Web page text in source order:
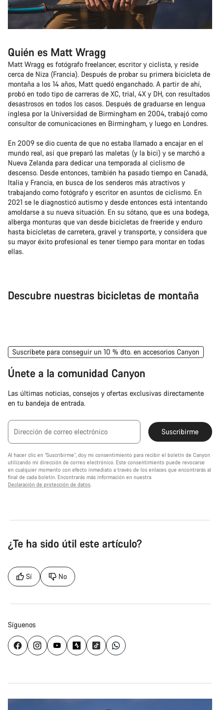
Quién es Matt Wragg
Matt Wragg es fotógrafo freelancer, escritor y ciclista, y reside
cerca de Niza (Francia). Después de probar su primera bicicleta de
montaña a los 14 años, Matt quedó enganchado. A partir de ahí,
probó en todo tipo de carreras de XC, trial, 4X y DH, con resultados
desastrosos en todos los casos. Después de graduarse en lengua
inglesa por la Universidad de Birmingham en 2004, trabajó como
consultor de comunicaciones en Birmingham, y luego en Londres.
En 2009 se dio cuenta de que no estaba llamado a encajar en el
mundo real, así que preparó las maletas (y la bici) y se marchó a
Nueva Zelanda para dedicar una temporada al ciclismo de
descenso. Desde entonces, también ha pasado tiempo en Canadá,
Italia y Francia, en busca de los senderos más atractivos y
trabajando como fotógrafo y escritor en asuntos de ciclismo. En
2021 se le diagnosticó autismo y desde entonces está intentando
amoldarse a su nueva situación. En su sótano, que es una bodega,
alberga monturas que van desde bicicletas de freeride y enduro
hasta bicicletas de carretera, gravel y transporte, y considera que
su mayor éxito profesional es tener tiempo para montar en todas
ellas.
Descubre nuestras bicicletas de montaña
Suscríbete para conseguir un 10 % dto. en accesorios Canyon
Únete a la comunidad Canyon
Las últimas noticias, consejos y ofertas exclusivas directamente
en tu bandeja de entrada.
Dirección de correo electrónico Suscribirme
Al hacer clic en “Suscribirme”, doy mi consentimiento para recibir el boletín de Canyon
utilizando mi dirección de correo electrónico. Este consentimiento puede revocarse
en cualquier momento con efecto inmediato a través de los enlaces que encontrarás al
final de cada boletín. Encontrarás más información en nuestra
Declaración de protección de datos.
¿Te ha sido útil este artículo?
Sí No
Síguenos